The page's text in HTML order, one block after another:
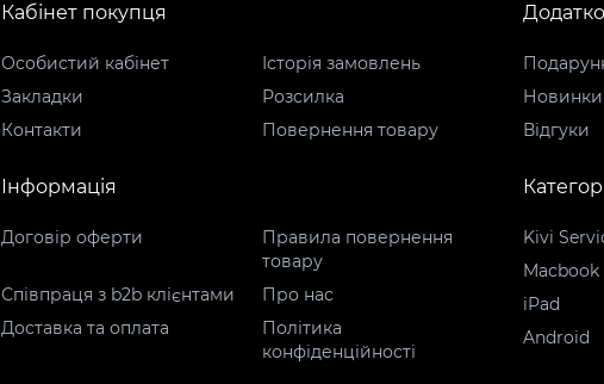
Кабінет покупця
Особистий кабінет
Історія замовлень
Закладки
Розсилка
Контакти
Повернення товару
Новинки
Відгуки
Інформація
Договір оферти
Правила повернення
товару
Співпраця з b2b клієнтами
Про нас
Доставка та оплата
Політика
конфіденційності
Kivi
Macbook
iPad
Android